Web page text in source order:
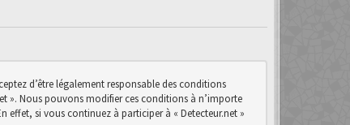
d’être légalement responsable des conditions
». Nous pouvons modifier ces conditions à n’importe
effet, si vous continuez à participer à « Detecteur.net »